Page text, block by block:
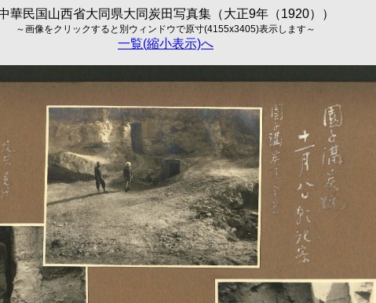
華民国山西省大同県大同炭田写真集（大正9年（1920））
～画像をクリックすると別ウィンドウで原寸(4155x3405)表示します～
一覧(縮小表示)へ